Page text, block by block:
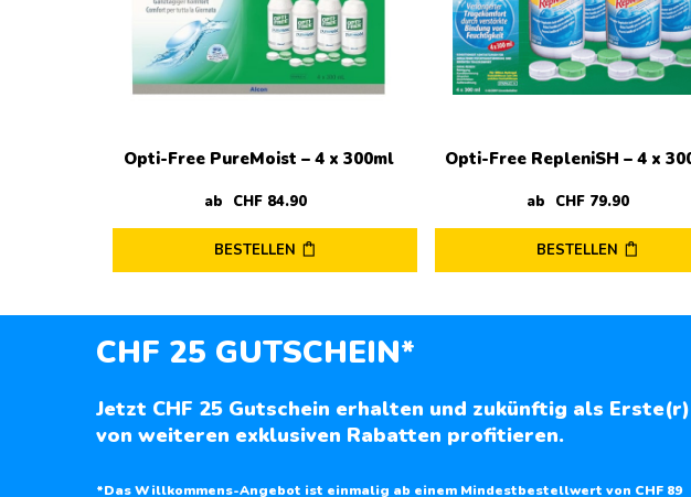
Opti-Free PureMoist – 4 x 300ml
ab CHF 84.90
BESTELLEN
Opti-Free RepleniSH – 4 x
ab CHF 79.90
BESTELLEN
CHF 25 GUTSCHEIN*
Jetzt CHF 25 Gutschein erhalten und zukünftig als Erste(r)
von weiteren exklusiven Rabatten profitieren.
*Das Willkommens-Angebot ist einmalig ab einem Mindestbestellwert von CHF 89